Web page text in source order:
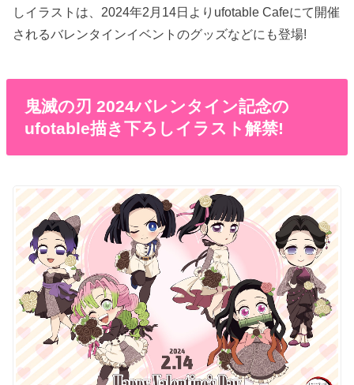
しイラストは、2024年2月14日よりufotable Cafeにて開催
されるバレンタインイベントのグッズなどにも登場!
鬼滅の刃 2024バレンタイン記念の
ufotable描き下ろしイラスト解禁!